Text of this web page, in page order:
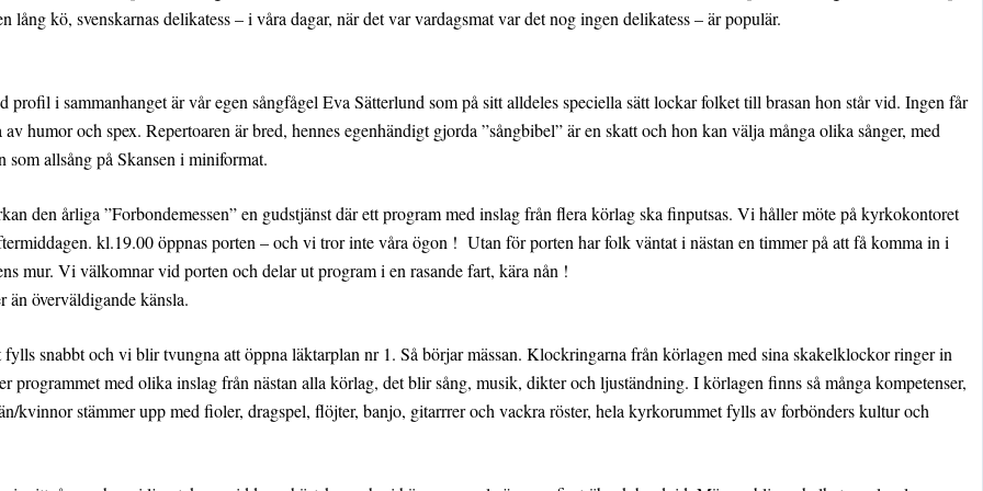
kö, svenskarnas delikatess – i våra dagar, när det var vardagsmat var det nog ingen delikatess – är populär.
i sammanhanget är vår egen sångfågel Eva Sätterlund som på sitt alldeles speciella sätt lockar folket till brasan hon står vid. Ingen får
humor och spex. Repertoaren är bred, hennes egenhändigt gjorda ”sångbibel” är en skatt och hon kan välja många olika sånger, med
allsång på Skansen i miniformat.
den årliga ”Forbondemessen” en gudstjänst där ett program med inslag från flera körlag ska finputsas. Vi håller möte på kyrkokontoret
kl.19.00 öppnas porten – och vi tror inte våra ögon ! Utan för porten har folk väntat i nästan en timmer på att få komma in i
mur. Vi välkomnar vid porten och delar ut program i en rasande fart, kära nån !
överväldigande känsla.
snabbt och vi blir tvungna att öppna läktarplan nr 1. Så börjar mässan. Klockringarna från körlagen med sina skakelklockor ringer in
programmet med olika inslag från nästan alla körlag, det blir sång, musik, dikter och ljuständning. I körlagen finns så många kompetenser,
kvinnor stämmer upp med fioler, dragspel, flöjter, banjo, gitarrrer och vackra röster, hela kyrkorummet fylls av forbönders kultur och